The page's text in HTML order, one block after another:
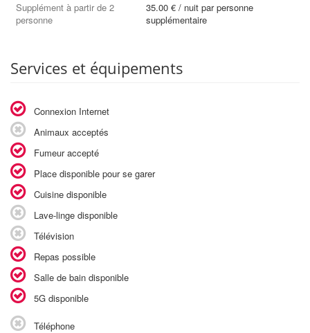
Supplément à partir de 2
personne
35.00 € / nuit par personne
supplémentaire
Services et équipements
Connexion Internet
Animaux acceptés
Fumeur accepté
Place disponible pour se garer
Cuisine disponible
Lave-linge disponible
Télévision
Repas possible
Salle de bain disponible
5G disponible
Téléphone